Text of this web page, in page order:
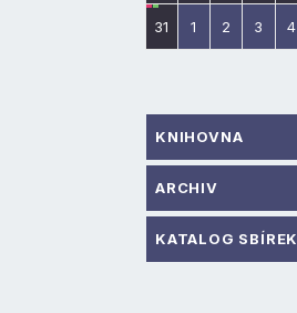
31 1 2 3 4
KNIHOVNA
ARCHIV
KATALOG SBÍREK